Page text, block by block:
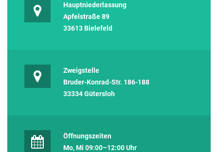
Hauptniederlassung
Apfelstraße 89
33613 Bielefeld
Zweigstelle
Bruder-Konrad-Str. 186-188
33334 Gütersloh
Öffnungszeiten
Mo, Mi 09:00–12:00 Uhr